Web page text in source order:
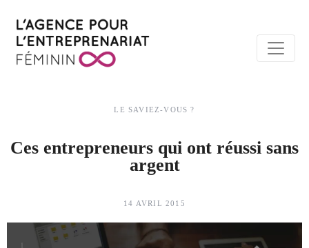
LE SAVIEZ-VOUS ?
Ces entrepreneurs qui ont réussi sans
argent
14 AVRIL 2015